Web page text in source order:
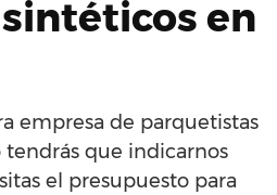
en
empresa de parquetistas
tendrás que indicarnos
el presupuesto para